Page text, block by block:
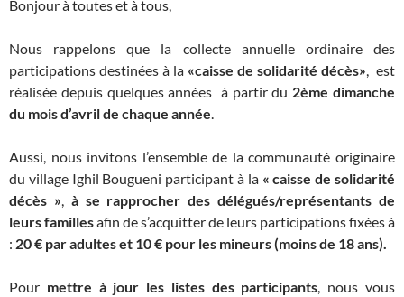
Bonjour à toutes et à tous,
Nous rappelons que la collecte annuelle ordinaire des
participations destinées à la «caisse de solidarité décès», est
réalisée depuis quelques années à partir du 2ème dimanche
du mois d’avrilde chaque année.
Aussi, nous invitons l’ensemble de la communauté originaire
du village Ighil Bougueni participant à la « caisse de solidarité
décès », à se rapprocher des délégués/représentants de
leurs famillesafin de s’acquitter de leurs participations fixées à
: 20 € par adultes et 10 € pour les mineurs (moins de 18 ans).
Pour mettre à jour les listes des participants, nous vous